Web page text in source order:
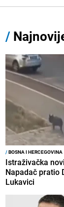
/
/BOSNA I HERCEGOVINA
Istraživačka
Napadač pratio
Lukavici